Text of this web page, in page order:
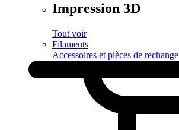
Impression 3D
Tout voir
Filaments
Accessoires et pièces de rechange